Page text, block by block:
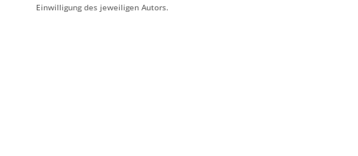
Einwilligung des jeweiligen Autors.